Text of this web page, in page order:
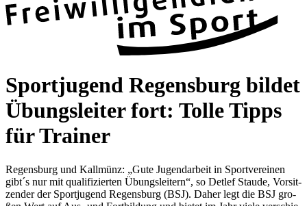
Sport­ju­gend Regens­burg bil­det
Übungs­lei­ter fort: Tolle Tipps
für Trai­ner
Regens­burg und Kall­münz: „Gute Jugend­ar­beit in Sport­ver­ei­nen
gibt´s nur mit qua­li­fi­zier­ten Übungs­lei­tern“, so Det­lef Staude, Vor­sit­
zen­der der Sport­ju­gend Regens­burg (BSJ). Daher legt die BSJ gro­